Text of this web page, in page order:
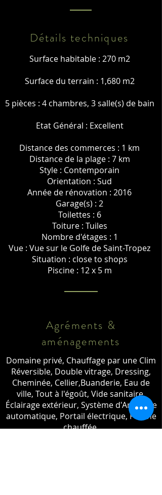
Détails techniques
Surface habitable : 270 m2
Surface du terrain : 1,680 m2
5 pièces : 4 chambres, 3 salle(s) de bain
Etat Général : Excellent
Distance des commerces : 1 km
Distance de la plage : 7 km
Style : Contemporain
Orientation : Sud
Année de rénovation : 2016
Garage(s) : 2
Toilettes : 6
Toiture : Tuiles
Nombre d'étages : 1
Vue : Vue sur le Golfe de Saint-Tropez
Situation : close to shops
Piscine : 12 x 5 m
Agréments &
aménagements
Domaine privé, Chauffage par une Clim
Réversible, Double vitrage, Dressing,
Cheminée, Cellier,Buanderie, Eau de
ville, Tout à l'égoût, Vide sanitaire,
Éclairage extérieur, Système d'Arrosage
automatique, Portail électrique, Piscine
chauffée.